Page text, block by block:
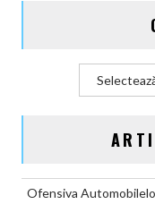
Ofensiva